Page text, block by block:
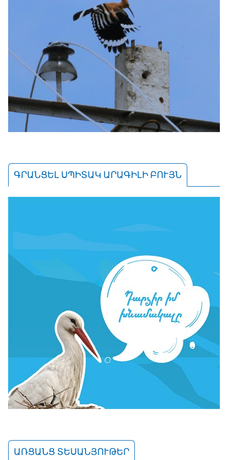
ԳՐԱՆՑԵԼ ՍՊԻՏԱԿ ԱՐԱԳԻԼԻ ԲՈՒՅՆ
ԱՌՑԱՆՑ ՏԵՍԱՆՅՈՒԹԵՐ